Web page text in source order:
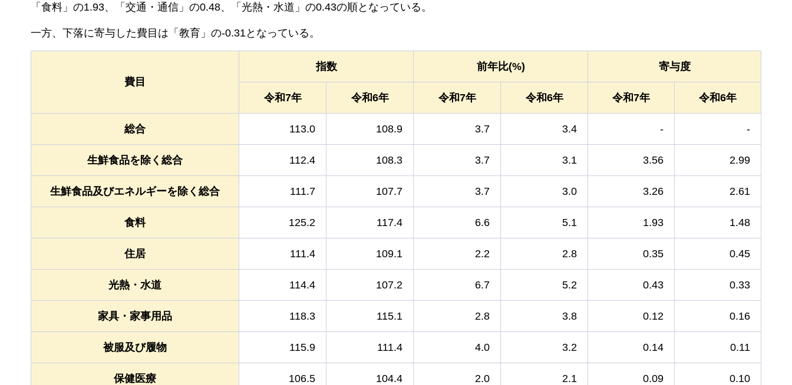
「食料」の1.93、「交通・通信」の0.48、「光熱・水道」の0.43の順となっている。
一方、下落に寄与した費目は「教育」の-0.31となっている。
費目
指数 前年比(%) 寄与度
令和7年 令和6年 令和7年 令和6年 令和7年 令和6年
総合 113.0 108.9 3.7 3.4 - -
生鮮食品を除く総合 112.4 108.3 3.7 3.1 3.56 2.99
生鮮食品及びエネルギーを除く総合 111.7 107.7 3.7 3.0 3.26 2.61
食料 125.2 117.4 6.6 5.1 1.93 1.48
住居 111.4 109.1 2.2 2.8 0.35 0.45
光熱・水道 114.4 107.2 6.7 5.2 0.43 0.33
家具・家事用品 118.3 115.1 2.8 3.8 0.12 0.16
被服及び履物 115.9 111.4 4.0 3.2 0.14 0.11
保健医療 106.5 104.4 2.0 2.1 0.09 0.10